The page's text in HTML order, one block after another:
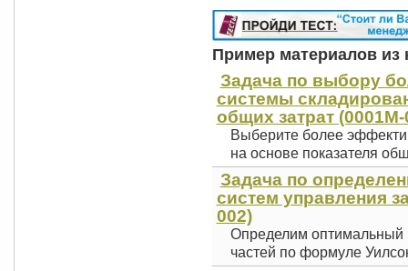
Пример материалов из
Задача по выбору
системы
общих затрат
Выберите более
на основе показателя
Задача по
систем управления
002)
Определим оптимальный
частей по формуле